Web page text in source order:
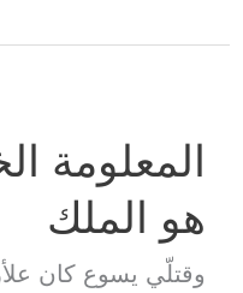
الطاعة
المعلومة
هو الملك
وقتلّي يسوع كان